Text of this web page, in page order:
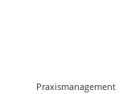
Praxismanagement